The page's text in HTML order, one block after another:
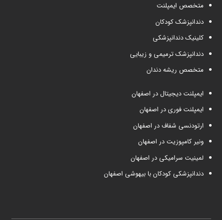
متخصص ایمپلنت
دندانپزشک کودکان
کلینیک دندانپزشکی
دندانپزشک ترمیمی و زیبایی
متخصص ریشه دندان
ایمپلنت دیجیتال در اصفهان
ایمپلنت فوری در اصفهان
ارتودنسی شفاف در اصفهان
ونیر کامپوزیت در اصفهان
لمینیت سرامیکی در اصفهان
دندانپزشکی کودکان با بیهوشی اصفهان